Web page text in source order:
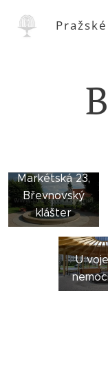
Markétská 23,
Břevnovský
klášter
U